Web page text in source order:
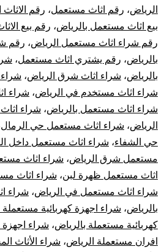
الرياض، رقم اثاث مستعمل، رقم
بيع اثاث مستعمل بالرياض، رقم بيع
رقم شراء اثاث مستعمل الرياض، رقم
بالرياض، رقم يشتري اثاث مستعمل،
بالرياض، شراء اثاث شرق الرياض،
شراء اثاث مستخدم في الرياض، شراء
شراء اثاث مستعمل بالرياض، شراء
الرياض، شراء اثاث مستعمل حي الرمال
حي الشفاء، شراء اثاث مستعمل داخل
مستعمل شرق الرياض، شراء اثاث
اثاث مستعمل ظهرة لبن، شراء اثاث
شراء اثاث مستعمل في الرياض، شراء
بالرياض، شراء اجهزة كهربائية مستعملة
كهربائية مستعملة بالرياض، شراء
افران مستعملة الرياض، شراء الأثاث